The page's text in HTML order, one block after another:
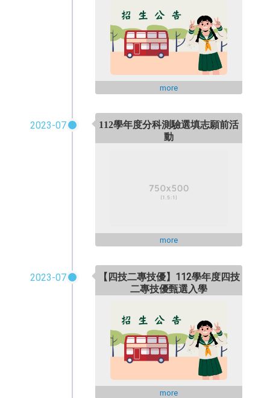
more
2023-07 112學年度分科測驗選填志願前活
動
more
2023-07
【四技二專技優】112學年度四技
二專技優甄選入學
more